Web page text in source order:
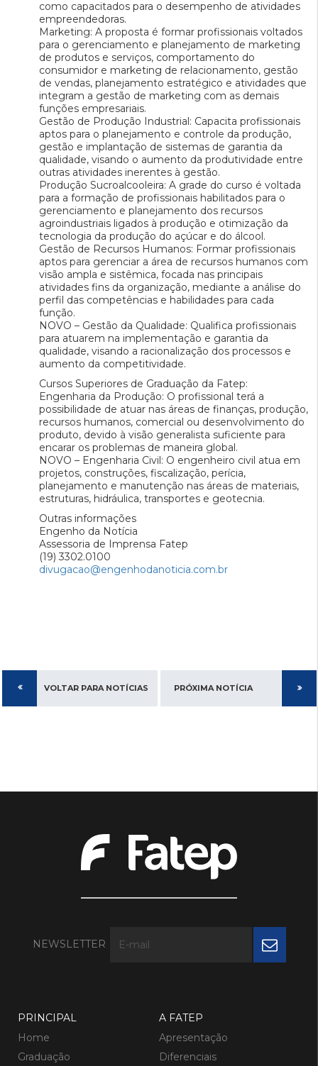
como capacitados para o desempenho de atividades
empreendedoras.
Marketing: A proposta é formar profissionais voltados
para o gerenciamento e planejamento de marketing
de produtos e serviços, comportamento do
consumidor e marketing de relacionamento, gestão
de vendas, planejamento estratégico e atividades que
integram a gestão de marketing com as demais
funções empresariais.
Gestão de Produção Industrial: Capacita profissionais
aptos para o planejamento e controle da produção,
gestão e implantação de sistemas de garantia da
qualidade, visando o aumento da produtividade entre
outras atividades inerentes à gestão.
Produção Sucroalcooleira: A grade do curso é voltada
para a formação de profissionais habilitados para o
gerenciamento e planejamento dos recursos
agroindustriais ligados à produção e otimização da
tecnologia da produção do açúcar e do álcool.
Gestão de Recursos Humanos: Formar profissionais
aptos para gerenciar a área de recursos humanos com
visão ampla e sistêmica, focada nas principais
atividades fins da organização, mediante a análise do
perfil das competências e habilidades para cada
função.
NOVO – Gestão da Qualidade: Qualifica profissionais
para atuarem na implementação e garantia da
qualidade, visando a racionalização dos processos e
aumento da competitividade.
Cursos Superiores de Graduação da Fatep:
Engenharia da Produção: O profissional terá a
possibilidade de atuar nas áreas de finanças, produção,
recursos humanos, comercial ou desenvolvimento do
produto, devido à visão generalista suficiente para
encarar os problemas de maneira global.
NOVO – Engenharia Civil: O engenheiro civil atua em
projetos, construções, fiscalização, perícia,
planejamento e manutenção nas áreas de materiais,
estruturas, hidráulica, transportes e geotecnia.
Outras informações
Engenho da Notícia
Assessoria de Imprensa Fatep
(19) 3302.0100
divugacao@engenhodanoticia.com.br
VOLTAR PARA NOTÍCIAS PRÓXIMA NOTÍCIA
NEWSLETTER
PRINCIPAL
Home
Graduação
A FATEP
Apresentação
Diferenciais